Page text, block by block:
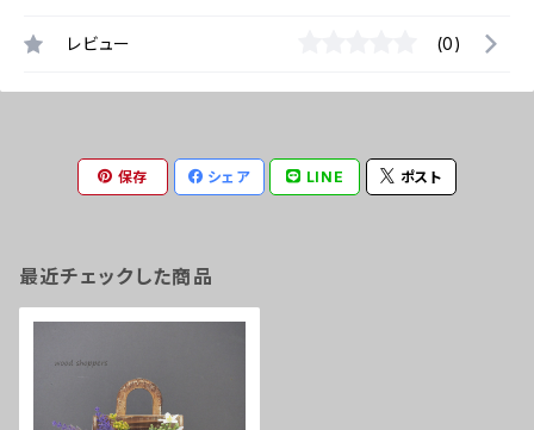
レビュー (0)
保存 シェア LINE ポスト
最近チェックした商品